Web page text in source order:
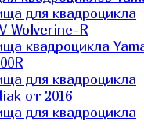
для квадроцикла
Wolverine-R
квадроцикла
для квадроцикла
от 2016
для квадроцикла